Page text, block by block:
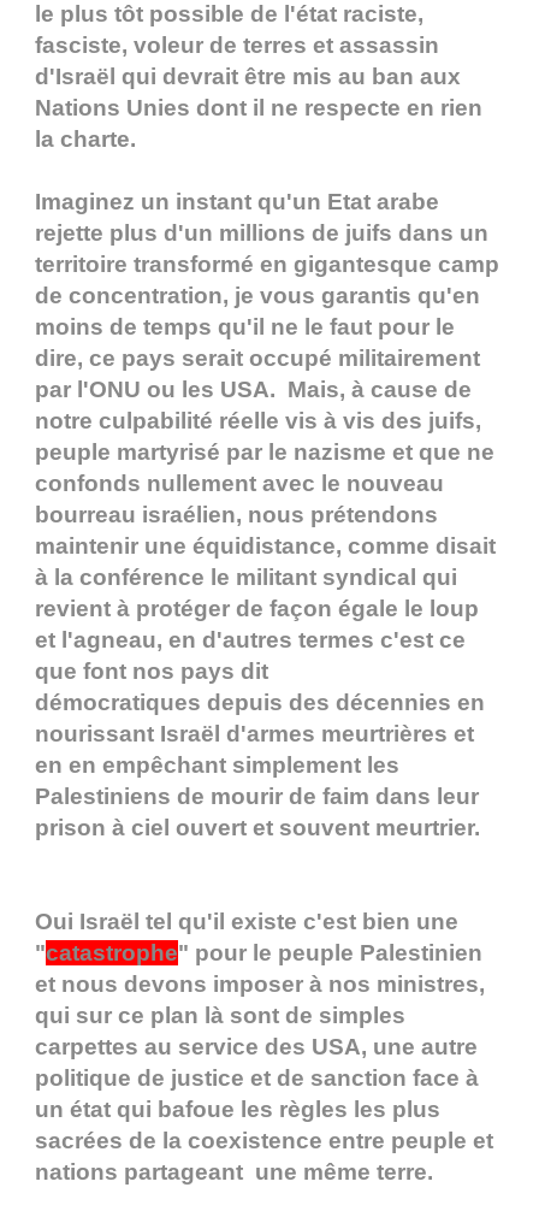
le plus tôt possible de l'état raciste,
fasciste, voleur de terres et assassin
d'Israël qui devrait être mis au ban aux
Nations Unies dont il ne respecte en rien
la charte.
Imaginez un instant qu'un Etat arabe
rejette plus d'un millions de juifs dans un
territoire transformé en gigantesque camp
de concentration, je vous garantis qu'en
moins de temps qu'il ne le faut pour le
dire, ce pays serait occupé militairement
par l'ONU ou les USA. Mais, à cause de
notre culpabilité réelle vis à vis des juifs,
peuple martyrisé par le nazisme et que ne
confonds nullement avec le nouveau
bourreau israélien, nous prétendons
maintenir une équidistance, comme disait
à la conférence le militant syndical qui
revient à protéger de façon égale le loup
et l'agneau, en d'autres termes c'est ce
que font nos pays dit
démocratiques depuis des décennies en
nourissant Israël d'armes meurtrières et
en en empêchant simplement les
Palestiniens de mourir de faim dans leur
prison à ciel ouvert et souvent meurtrier.
Oui Israël tel qu'il existe c'est bien une
"catastrophe" pour le peuple Palestinien
et nous devons imposer à nos ministres,
qui sur ce plan là sont de simples
carpettes au service des USA, une autre
politique de justice et de sanction face à
un état qui bafoue les règles les plus
sacrées de la coexistence entre peuple et
nations partageant une même terre.